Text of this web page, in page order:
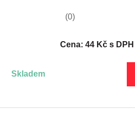
(0)
Cena: 44 Kč s DPH
skladem